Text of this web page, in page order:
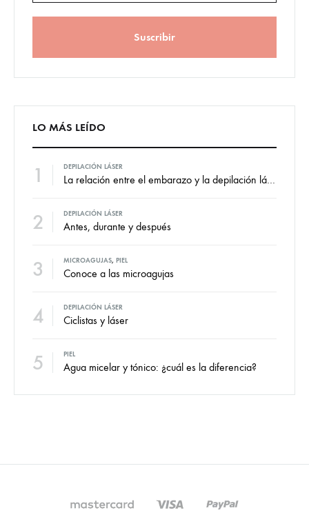
LO MÁS LEÍDO
1 DEPILACIÓN LÁSER
La relación entre el embarazo y la depilación láser
2 DEPILACIÓN LÁSER
Antes, durante y después
3 MICROAGUJAS, PIEL
Conoce a las microagujas
4 DEPILACIÓN LÁSER
Ciclistas y láser
5 PIEL
Agua micelar y tónico: ¿cuál es la diferencia?